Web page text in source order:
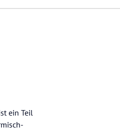
ein Teil